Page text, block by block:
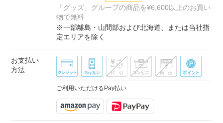
「グッズ」グループの商品を¥6,600以上のお買い
物で無料
※一部離島・山間部および北海道、または当社指
定エリアを除く
お支払い
方法
ご利用いただけるPay払い